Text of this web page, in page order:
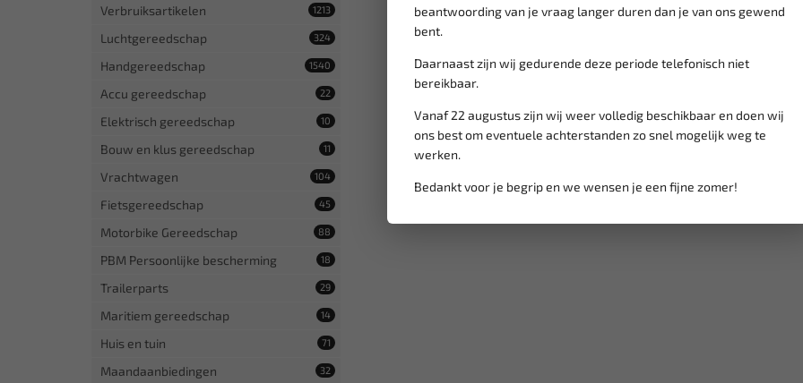
beantwoording van je vraag langer duren dan je van ons gewend
bent.
Daarnaast zijn wij gedurende deze periode telefonisch niet
bereikbaar.
Vanaf 22 augustus zijn wij weer volledig beschikbaar en doen wij
ons best om eventuele achterstanden zo snel mogelijk weg te
werken.
Bedankt voor je begrip en we wensen je een fijne zomer!
Verbruiksartikelen 1213
Luchtgereedschap 324
Handgereedschap 1540
Accu gereedschap 22
Elektrisch gereedschap 10
Bouw en klus gereedschap 11
Vrachtwagen 104
Fietsgereedschap 45
Motorbike Gereedschap 88
PBM Persoonlijke bescherming 18
Trailerparts 29
Maritiem gereedschap 14
Huis en tuin 71
Maandaanbiedingen 32